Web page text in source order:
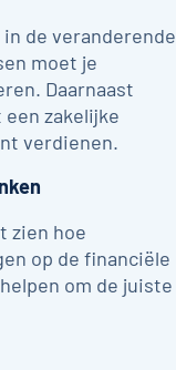
in de veranderende
moet je
Daarnaast
zakelijke
verdienen.
zien hoe
op de financiële
om de juiste